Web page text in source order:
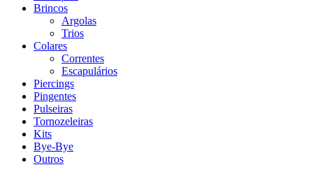
Brincos
Argolas
Trios
Colares
Correntes
Escapulários
Piercings
Pingentes
Pulseiras
Tornozeleiras
Kits
Bye-Bye
Outros